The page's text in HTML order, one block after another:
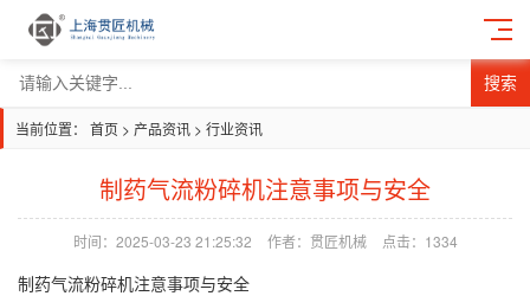
搜索
当前位置： 首页 > 产品资讯 > 行业资讯
制药气流粉碎机注意事项与安全​
时间：2025-03-23 21:25:32 作者：贯匠机械 点击： 1334
制药气流粉碎机注意事项与安全